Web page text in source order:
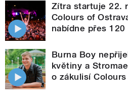
Zítra startuje 22.
Colours of
nabídne přes
Burna Boy
květiny a
o zákulisí Colours